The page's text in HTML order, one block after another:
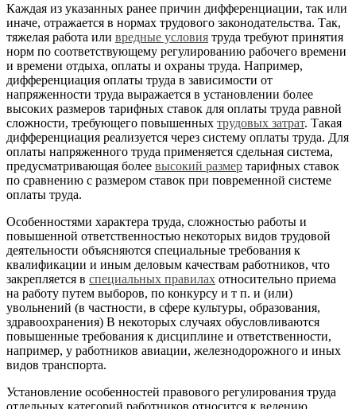
Каждая из указанных ранее причин дифференциации, так или
иначе, отражается в нормах трудового законодательства. Так,
тяжелая работа или вредные условия труда требуют принятия
норм по соответствующему регулированию рабочего времени
и времени отдыха, оплаты и охраны труда. Например,
дифференциация оплаты труда в зависимости от
напряженности труда выражается в установлении более
высоких размеров тарифных ставок для оплаты труда равной
сложности, требующего повышенных трудовых затрат. Такая
дифференциация реализуется через систему оплаты труда. Для
оплаты напряженного труда применяется сдельная система,
предусматривающая более высокий размер тарифных ставок
по сравнению с размером ставок при повременной системе
оплаты труда.
Особенностями характера труда, сложностью работы и
повышенной ответственностью некоторых видов трудовой
деятельности объясняются специальные требования к
квалификации и иным деловым качествам работников, что
закрепляется в специальных правилах относительно приема
на работу путем выборов, по конкурсу и т п. и (или)
увольнений (в частности, в сфере культуры, образования,
здравоохранения) В некоторых случаях обусловливаются
повышенные требования к дисциплине и ответственности,
например, у работников авиации, железнодорожного и иных
видов транспорта.
Установление особенностей правового регулирования труда
отдельных категорий работников относится к ведению